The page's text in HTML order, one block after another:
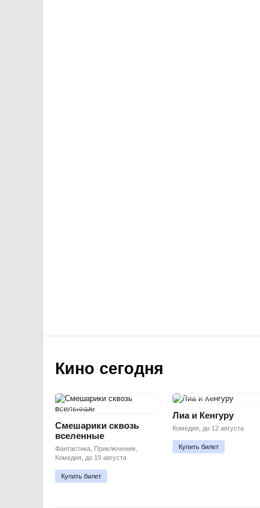
Кино сегодня
ПРЕМЬЕРА
Смешарики сквозь
вселенные
Фантастика, Приключения,
Комедия, до 19 августа
Купить билет
ПРЕМЬЕРА
Лиа и Кенгуру
Комедия, до 12 августа
Купить билет